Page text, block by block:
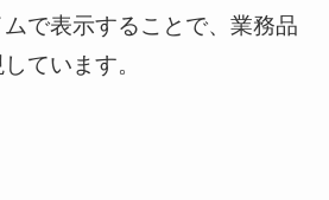
で表示することで、業務品
ています。